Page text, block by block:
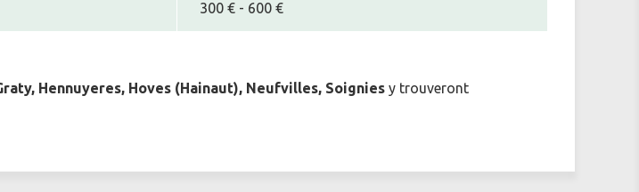
300 € - 600 €
Hennuyeres, Hoves (Hainaut), Neufvilles, Soignies y trouveront